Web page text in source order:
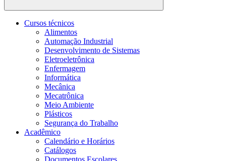
Buscar
Cursos técnicos
Alimentos
Automação Industrial
Desenvolvimento de Sistemas
Eletroeletrônica
Enfermagem
Informática
Mecânica
Mecatrônica
Meio Ambiente
Plásticos
Segurança do Trabalho
Acadêmico
Calendário e Horários
Catálogos
Documentos Escolares